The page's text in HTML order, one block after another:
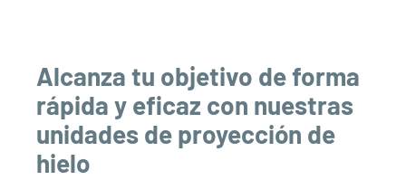
Alcanza tu objetivo de forma
rápida y eficaz con nuestras
unidades de proyección de
hielo